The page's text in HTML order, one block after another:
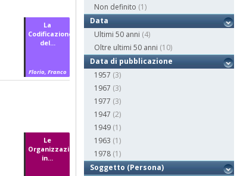
La
Codificazione
del...
Florio, Franco
Le
Organizzazioni
in...
Non definito (1)
Data
Ultimi 50 anni (4)
Oltre ultimi 50 anni (10)
Data di pubblicazione
1957 (3)
1967 (3)
1977 (3)
1947 (2)
1949 (1)
1963 (1)
1978 (1)
Soggetto (Persona)